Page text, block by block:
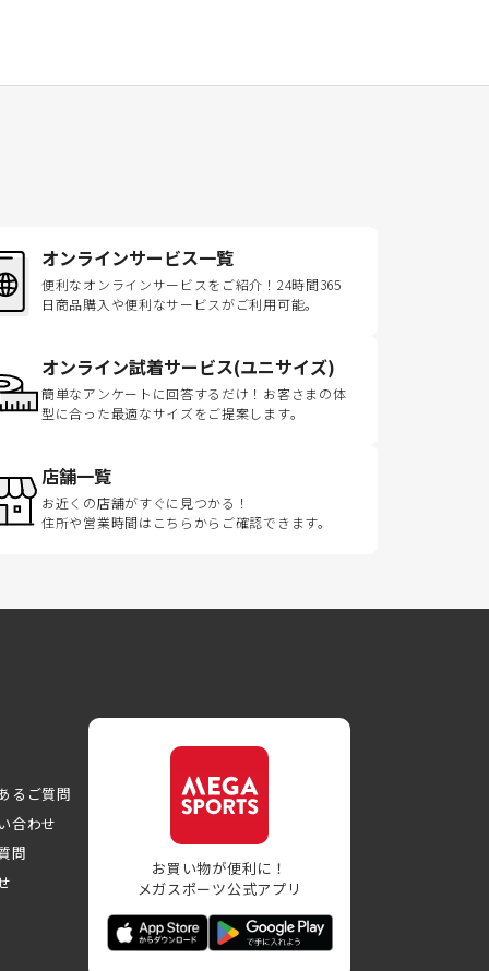
オンラインサービス一覧
便利なオンラインサービスをご紹介！24時間365
日商品購入や便利なサービスがご利用可能。
オンライン試着サービス(ユニサイズ)
簡単なアンケートに回答するだけ！お客さまの体
型に合った最適なサイズをご提案します。
店舗一覧
お近くの店舗がすぐに見つかる！
住所や営業時間はこちらからご確認できます。
るご質問
合わせ
問
お買い物が便利に！
メガスポーツ公式アプリ